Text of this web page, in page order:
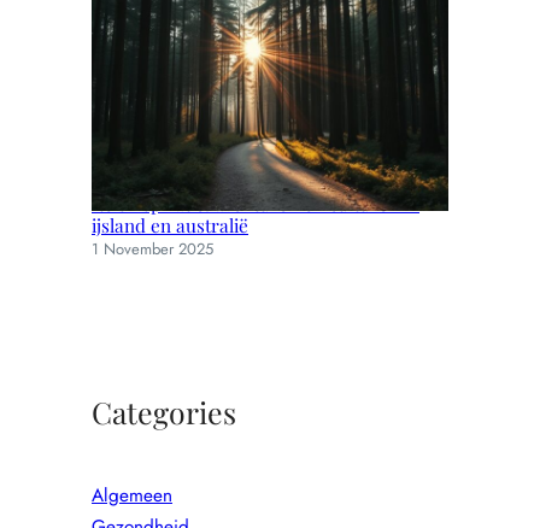
Reisinspiratie: avonturen en culturen in
ijsland en australië
1 November 2025
Categories
Algemeen